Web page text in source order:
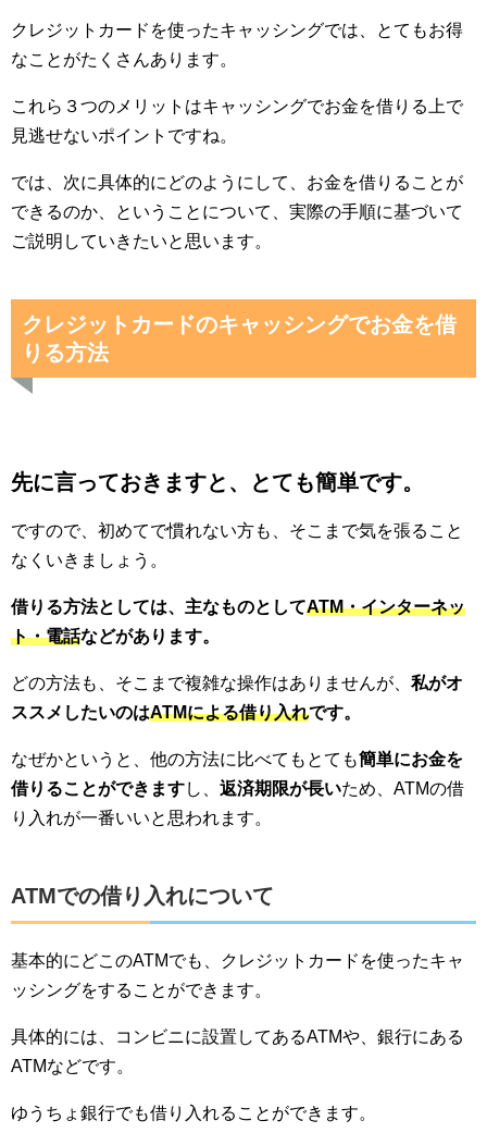
クレジットカードを使ったキャッシングでは、とてもお得
なことがたくさんあります。
これら３つのメリットはキャッシングでお金を借りる上で
見逃せないポイントですね。
では、次に具体的にどのようにして、お金を借りることが
できるのか、ということについて、実際の手順に基づいて
ご説明していきたいと思います。
クレジットカードのキャッシングでお金を借
りる方法
先に言っておきますと、とても簡単です。
ですので、初めてで慣れない方も、そこまで気を張ること
なくいきましょう。
借りる方法としては、主なものとしてATM・インターネッ
ト・電話などがあります。
どの方法も、そこまで複雑な操作はありませんが、 私がオ
ススメしたいのはATMによる借り入れです。
なぜかというと、他の方法に比べてもとても簡単にお金を
借りることができますし、 返済期限が長いため、ATMの借
り入れが一番いいと思われます。
ATMでの借り入れについて
基本的にどこのATMでも、クレジットカードを使ったキャ
ッシングをすることができます。
具体的には、コンビニに設置してあるATMや、銀行にある
ATMなどです。
ゆうちょ銀行でも借り入れることができます。